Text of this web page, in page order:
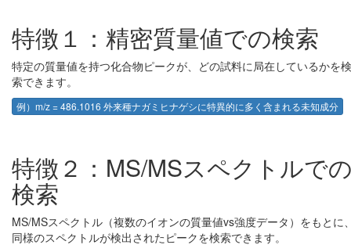
特徴１：精密質量値での検索
特定の質量値を持つ化合物ピークが、どの試料に局在しているかを検
索できます。
例）m/z = 486.1016 外来種ナガミヒナゲシに特異的に多く含まれる未知成分
特徴２：MS/MSスペクトルで
検索
MS/MSスペクトル（複数のイオンの質量値vs強度データ）をもとに
同様のスペクトルが検出されたピークを検索できます。